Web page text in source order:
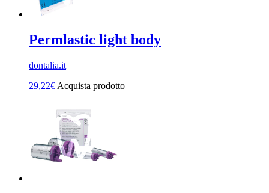
Permlastic light body
dontalia.it
29,22€ Acquista prodotto